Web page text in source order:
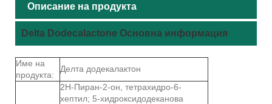
Описание на продукта
Delta Dodecalactone Основна информация
Име на
продукта:
Делта додекалактон
2Н-Пиран-2-он, тетрахидро-6-
хептил; 5-хидроксидодеканова